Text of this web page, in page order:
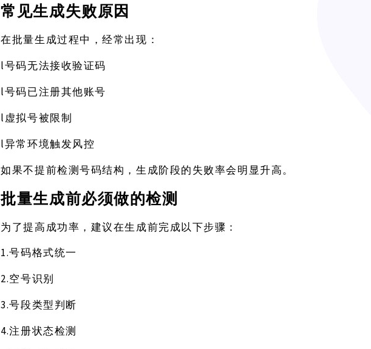
常见生成失败原因
在批量生成过程中，经常出现：
l号码无法接收验证码
l号码已注册其他账号
l虚拟号被限制
l异常环境触发风控
如果不提前检测号码结构，生成阶段的失败率会明显升高。
批量生成前必须做的检测
为了提高成功率，建议在生成前完成以下步骤：
1.号码格式统一
2.空号识别
3.号段类型判断
4.注册状态检测